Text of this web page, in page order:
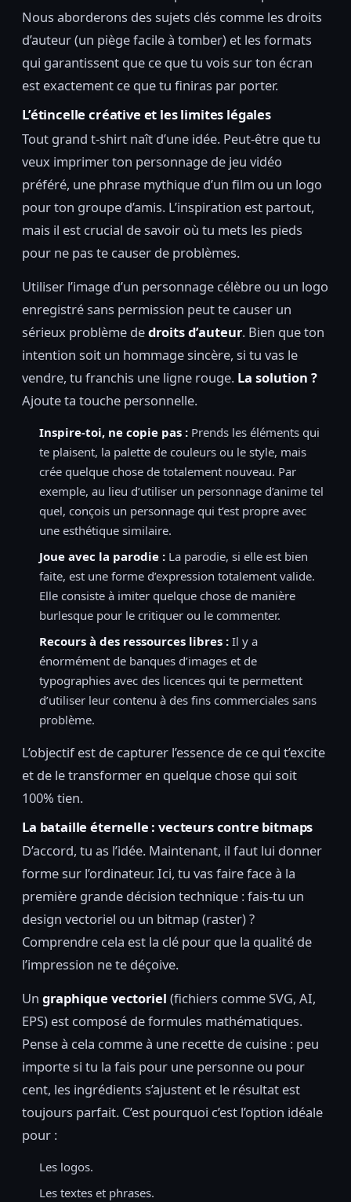
Nous aborderons des sujets clés comme les droits
d’auteur (un piège facile à tomber) et les formats
qui garantissent que ce que tu vois sur ton écran
est exactement ce que tu finiras par porter.
L’étincelle créative et les limites légales
Tout grand t-shirt naît d’une idée. Peut-être que tu
veux imprimer ton personnage de jeu vidéo
préféré, une phrase mythique d’un film ou un logo
pour ton groupe d’amis. L’inspiration est partout,
mais il est crucial de savoir où tu mets les pieds
pour ne pas te causer de problèmes.
Utiliser l’image d’un personnage célèbre ou un logo
enregistré sans permission peut te causer un
sérieux problème dedroits d’auteur. Bien que ton
intention soit un hommage sincère, si tu vas le
vendre, tu franchis une ligne rouge. La solution ?
Ajoute ta touche personnelle.
Inspire-toi, ne copie pas : Prends les éléments qui
te plaisent, la palette de couleurs ou le style, mais
crée quelque chose de totalement nouveau. Par
exemple, au lieu d’utiliser un personnage d’anime tel
quel, conçois un personnage qui t’est propre avec
une esthétique similaire.
Joue avec la parodie : La parodie, si elle est bien
faite, est une forme d’expression totalement valide.
Elle consiste à imiter quelque chose de manière
burlesque pour le critiquer ou le commenter.
Recours à des ressources libres : Il y a
énormément de banques d’images et de
typographies avec des licences qui te permettent
d’utiliser leur contenu à des fins commerciales sans
problème.
L’objectif est de capturer l’essence de ce qui t’excite
et de le transformer en quelque chose qui soit
100% tien.
La bataille éternelle : vecteurs contre bitmaps
D’accord, tu as l’idée. Maintenant, il faut lui donner
forme sur l’ordinateur. Ici, tu vas faire face à la
première grande décision technique : fais-tu un
design vectoriel ou un bitmap (raster) ?
Comprendre cela est la clé pour que la qualité de
l’impression ne te déçoive.
Un graphique vectoriel (fichiers comme SVG, AI,
EPS) est composé de formules mathématiques.
Pense à cela comme à une recette de cuisine : peu
importe si tu la fais pour une personne ou pour
cent, les ingrédients s’ajustent et le résultat est
toujours parfait. C’est pourquoi c’est l’option idéale
pour :
Les logos.
Les textes et phrases.